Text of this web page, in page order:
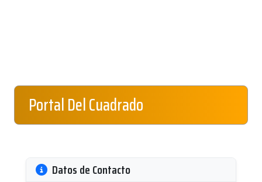
Portal Del Cuadrado
Datos de Contacto